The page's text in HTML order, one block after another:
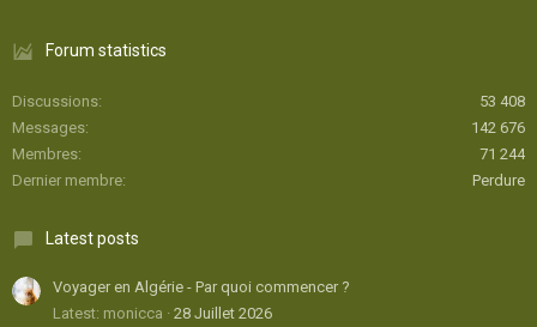
Forum statistics
Discussions
53 408
Messages
142 676
Membres
71 244
Dernier membre
Perdure
Latest posts
Voyager en Algérie - Par quoi commencer ?
Latest: monicca
28 Juillet 2026